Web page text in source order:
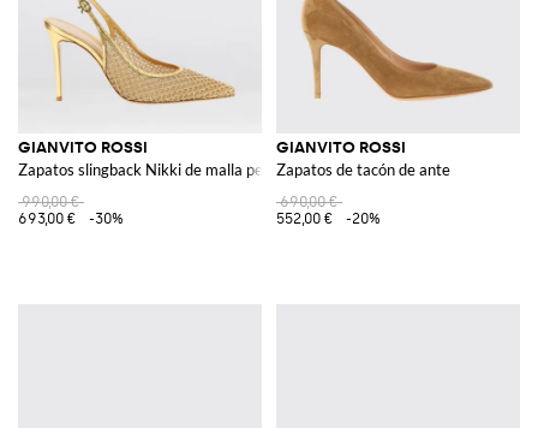
GIANVITO ROSSI
Zapatos slingback Nikki de malla perforada y piel laminada
990,00 €
693,00 €
-30%
GIANVITO ROSSI
Zapatos de tacón de ante
690,00 €
552,00 €
-20%